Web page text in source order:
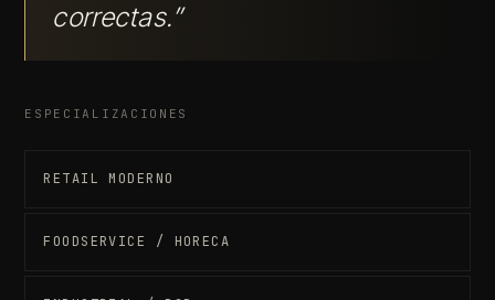
correctas.”
ESPECIALIZACIONES
RETAIL MODERNO
FOODSERVICE / HORECA